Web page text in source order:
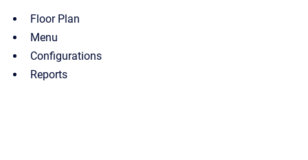
Floor Plan
Menu
Configurations
Reports